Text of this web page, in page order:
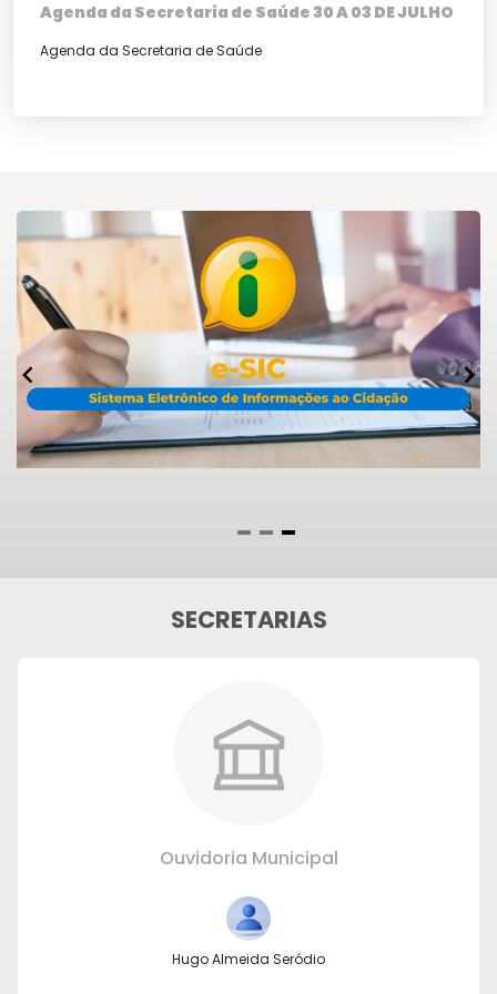
Agenda da Secretaria de Saúde 30 A 03 DE JULHO
Agenda da Secretaria de Saúde
SECRETARIAS
Ouvidoria Municipal
Hugo Almeida Seródio